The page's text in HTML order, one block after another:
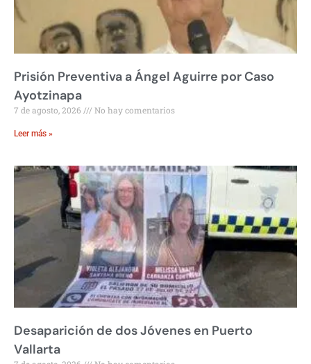
Prisión Preventiva a Ángel Aguirre por Caso
Ayotzinapa
7 de agosto, 2026 No hay comentarios
Leer más »
Desaparición de dos Jóvenes en Puerto
Vallarta